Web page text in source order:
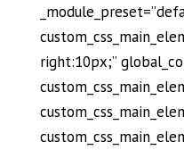
right:10px;”